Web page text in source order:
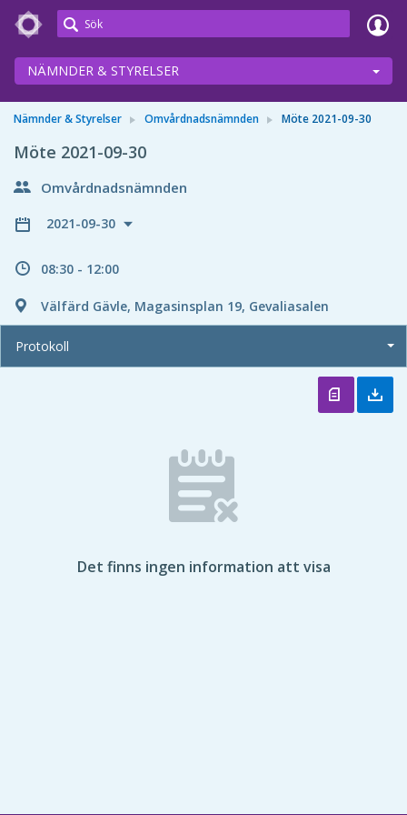
Meetings+
NÄMNDER & STYRELSER
Nämnder & Styrelser Omvårdnadsnämnden Möte 2021-09-30
Möte 2021-09-30
Omvårdnadsnämnden
2021-09-30
08:30 - 12:00
Välfärd Gävle, Magasinsplan 19, Gevaliasalen
Protokoll
Det finns ingen information att visa